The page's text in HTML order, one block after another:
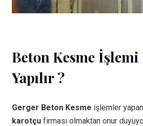
Beton Kesme İşlemi
Yapılır ?
Gerger Beton Kesme işlemler
karotçu firması olmaktan onur